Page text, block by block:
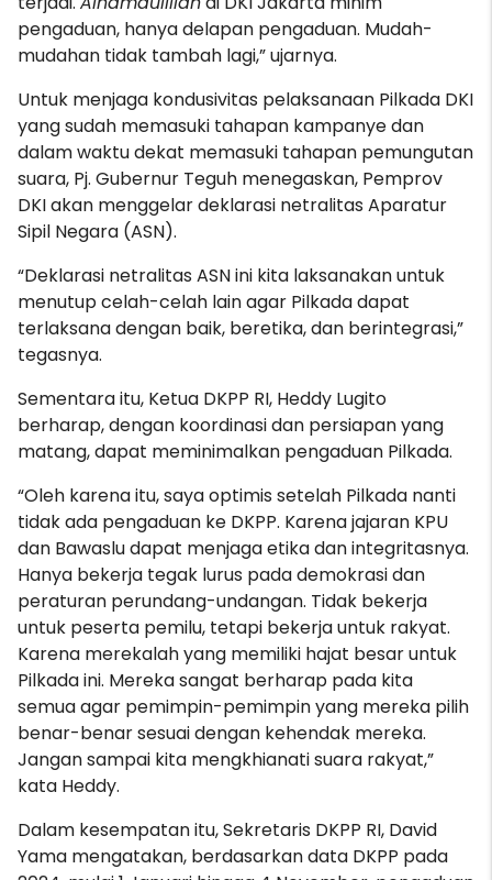
pengaduan, hanya delapan pengaduan. Mudah-
mudahan tidak tambah lagi,” ujarnya.
Untuk menjaga kondusivitas pelaksanaan Pilkada DKI
yang sudah memasuki tahapan kampanye dan
dalam waktu dekat memasuki tahapan pemungutan
suara, Pj. Gubernur Teguh menegaskan, Pemprov
DKI akan menggelar deklarasi netralitas Aparatur
Sipil Negara (ASN).
“Deklarasi netralitas ASN ini kita laksanakan untuk
menutup celah-celah lain agar Pilkada dapat
terlaksana dengan baik, beretika, dan berintegrasi,”
tegasnya.
Sementara itu, Ketua DKPP RI, Heddy Lugito
berharap, dengan koordinasi dan persiapan yang
matang, dapat meminimalkan pengaduan Pilkada.
“Oleh karena itu, saya optimis setelah Pilkada nanti
tidak ada pengaduan ke DKPP. Karena jajaran KPU
dan Bawaslu dapat menjaga etika dan integritasnya.
Hanya bekerja tegak lurus pada demokrasi dan
peraturan perundang-undangan. Tidak bekerja
untuk peserta pemilu, tetapi bekerja untuk rakyat.
Karena merekalah yang memiliki hajat besar untuk
Pilkada ini. Mereka sangat berharap pada kita
semua agar pemimpin-pemimpin yang mereka pilih
benar-benar sesuai dengan kehendak mereka.
Jangan sampai kita mengkhianati suara rakyat,”
kata Heddy.
Dalam kesempatan itu, Sekretaris DKPP RI, David
Yama mengatakan, berdasarkan data DKPP pada